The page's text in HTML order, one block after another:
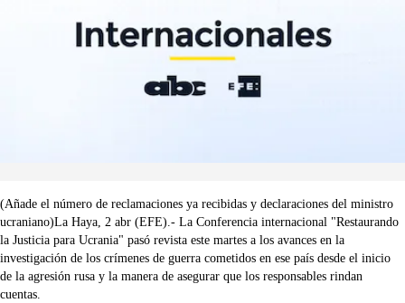
(Añade el número de reclamaciones ya recibidas y declaraciones del ministro
ucraniano)La Haya, 2 abr (EFE).- La Conferencia internacional "Restaurando
la Justicia para Ucrania" pasó revista este martes a los avances en la
investigación de los crímenes de guerra cometidos en ese país desde el inicio
de la agresión rusa y la manera de asegurar que los responsables rindan
cuentas.